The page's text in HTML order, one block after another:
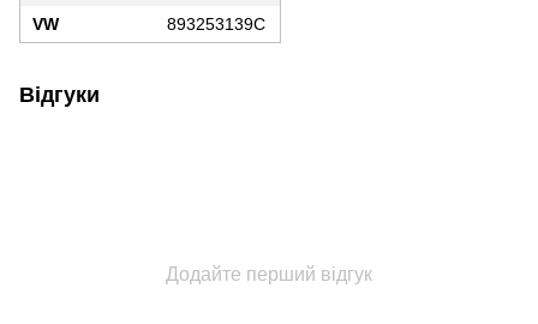
VW
893253139C
Відгуки
Додайте перший відгук